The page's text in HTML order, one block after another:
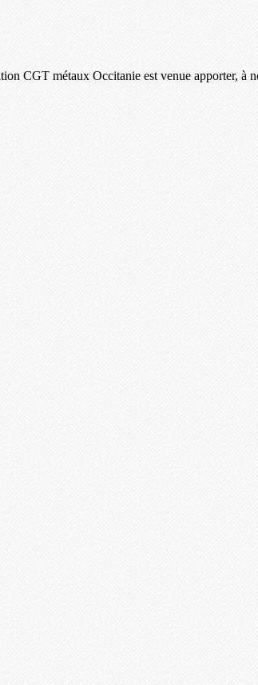
CGT métaux Occitanie est venue apporter,